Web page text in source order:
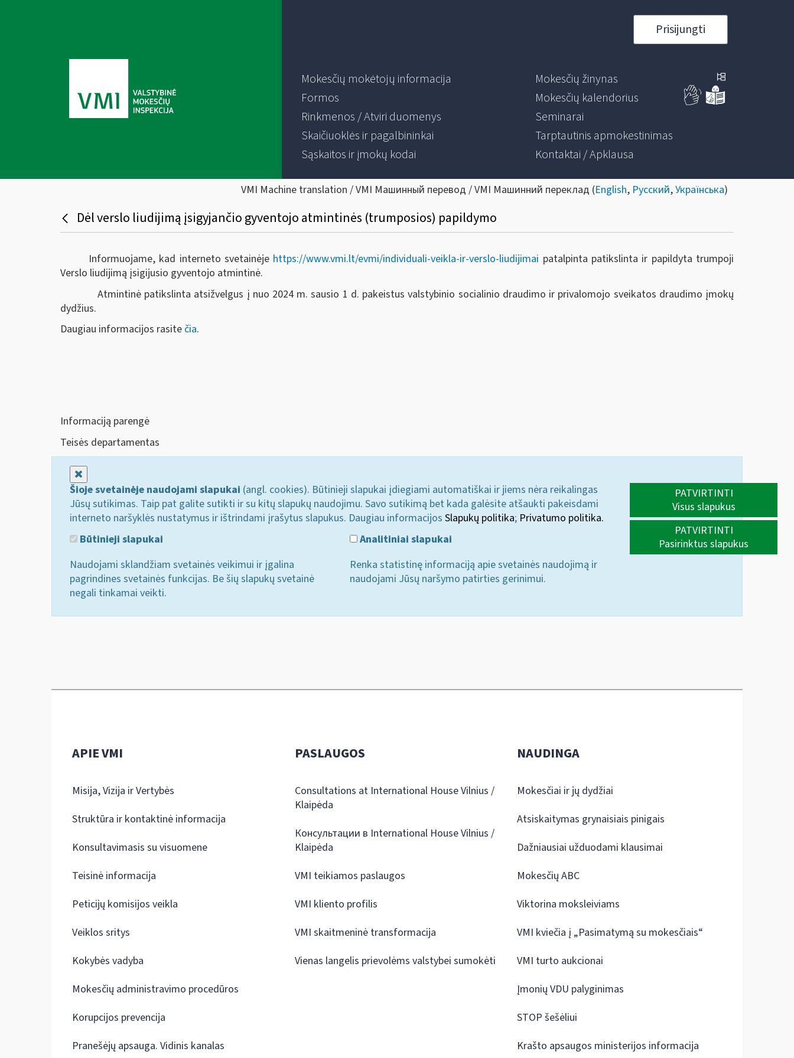
Prisijungti
Mokesčių mokėtojų informacija
Formos
Rinkmenos / Atviri duomenys
Skaičiuoklės ir pagalbininkai
Sąskaitos ir įmokų kodai
Mokesčių žinynas
Mokesčių kalendorius
Seminarai
Tarptautinis apmokestinimas
Kontaktai / Apklausa
VMI Machine translation / VMI Машинный перевод / VMI Машинний переклад (English, Русский,Українська)
Dėl verslo liudijimą įsigyjančio gyventojo atmintinės (trumposios) papildymo
Informuojame, kad interneto svetainėje https://www.vmi.lt/evmi/individuali-veikla-ir-verslo-liudijimai patalpinta patikslinta ir papildyta trumpoji
Verslo liudijimą įsigijusio gyventojo atmintinė.
Atmintinė patikslinta atsižvelgus į nuo 2024 m. sausio 1 d. pakeistus valstybinio socialinio draudimo ir privalomojo sveikatos draudimo įmokų
dydžius.
Daugiau informacijos rasite čia.
Informaciją parengė
Teisės departamentas
Šioje svetainėje naudojami slapukai (angl. cookies). Būtinieji slapukai įdiegiami automatiškai ir jiems nėra reikalingas
Jūsų sutikimas. Taip pat galite sutikti ir su kitų slapukų naudojimu. Savo sutikimą bet kada galėsite atšaukti pakeisdami
interneto naršyklės nustatymus ir ištrindami įrašytus slapukus. Daugiau informacijos Slapukų politika; Privatumo politika.
Būtinieji slapukai
Naudojami sklandžiam svetainės veikimui ir įgalina
pagrindines svetainės funkcijas. Be šių slapukų svetainė
negali tinkamai veikti.
Analitiniai slapukai
Renka statistinę informaciją apie svetainės naudojimą ir
naudojami Jūsų naršymo patirties gerinimui.
PATVIRTINTI
Visus slapukus
PATVIRTINTI
Pasirinktus slapukus
APIE VMI
Misija, Vizija ir Vertybės
Struktūra ir kontaktinė informacija
Konsultavimasis su visuomene
Teisinė informacija
Peticijų komisijos veikla
Veiklos sritys
Kokybės vadyba
Mokesčių administravimo procedūros
Korupcijos prevencija
Pranešėjų apsauga. Vidinis kanalas
PASLAUGOS
Consultations at International House Vilnius /
Klaipėda
Консультации в International House Vilnius /
Klaipėda
VMI teikiamos paslaugos
VMI kliento profilis
VMI skaitmeninė transformacija
Vienas langelis prievolėms valstybei sumokėti
NAUDINGA
Mokesčiai ir jų dydžiai
Atsiskaitymas grynaisiais pinigais
Dažniausiai užduodami klausimai
Mokesčių ABC
Viktorina moksleiviams
VMI kviečia į „Pasimatymą su mokesčiais“
VMI turto aukcionai
Įmonių VDU palyginimas
STOP šešėliui
Krašto apsaugos ministerijos informacija